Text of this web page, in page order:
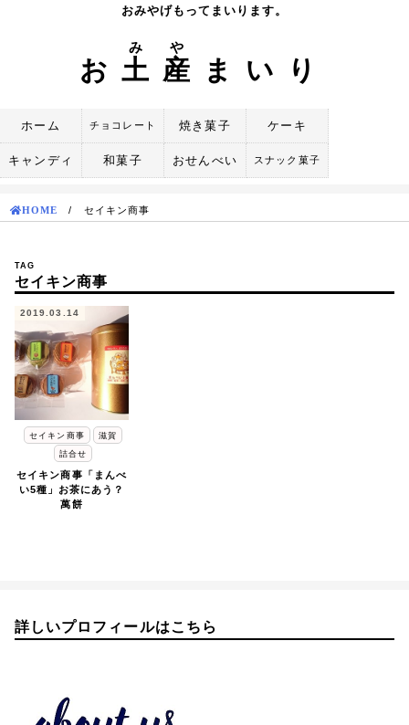
おみやげもってまいります。
お 土
み
産
や
まいり
ホーム チョコレート 焼き菓子 ケーキ
キャンディ 和菓子 おせんべい スナック菓子
HOME / セイキン商事
TAG
セイキン商事
2019.03.14
セイキン商事
滋賀
詰合せ
セイキン商事「まんべ
い5種」お茶にあう？
萬餅
詳しいプロフィールはこちら